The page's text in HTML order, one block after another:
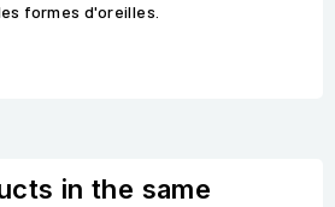
formes d'oreilles.
in the same